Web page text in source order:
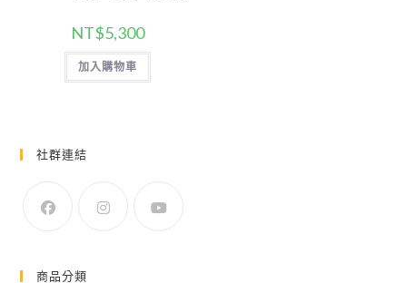
NT$5,300
加入購物車
社群連結
商品分類